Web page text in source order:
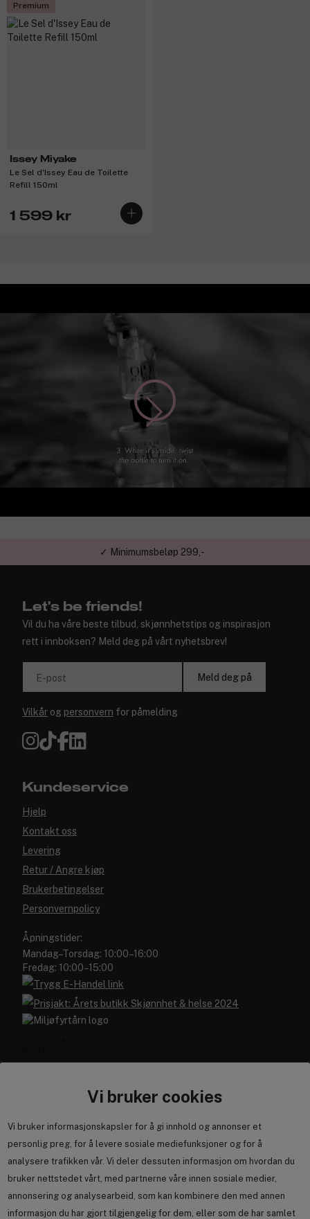
Vi bruker cookies
Vi bruker informasjonskapsler for å gi innhold og annonser et
personlig preg, for å levere sosiale mediefunksjoner og for å
analysere trafikken vår. Vi deler dessuten informasjon om hvordan du
bruker nettstedet vårt, med partnerne våre innen sosiale medier,
annonsering og analysearbeid, som kan kombinere den med annen
informasjon du har gjort tilgjengelig for dem, eller som de har samlet
Premium
Issey Miyake
Le Sel d'Issey Eau de Toilette
Refill 150ml
1 599 kr
✓ Minimumsbeløp 299,-
Let's be friends!
Vil du ha våre beste tilbud, skjønnhetstips og inspirasjon
rett i innboksen? Meld deg på vårt nyhetsbrev!
E-post Meld deg på
Vilkår og personvern for påmelding
Kundeservice
Hjelp
Kontakt oss
Levering
Retur / Angre kjøp
Brukerbetingelser
Personvernpolicy
Åpningstider:
Mandag–Torsdag: 10:00–16:00
Fredag: 10:00–15:00
Blivakker.no
Om oss
Bli medlem helt gratis - få poeng og eksklusive rabattkoder.
☀️Vinn stylingfavoritter fra ghd!☀️
stylingverktøy fra ghd som gir deg perfekte looks hver dag.
Lykke til! 💇‍♀️✨